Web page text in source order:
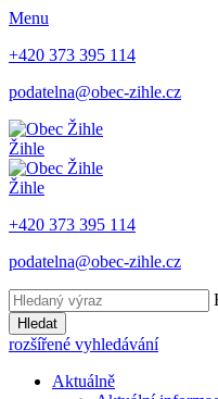
Menu
+420 373 395 114
podatelna@obec-zihle.cz
Žihle
Žihle
+420 373 395 114
podatelna@obec-zihle.cz
Hledat
rozšířené vyhledávání
Aktuálně